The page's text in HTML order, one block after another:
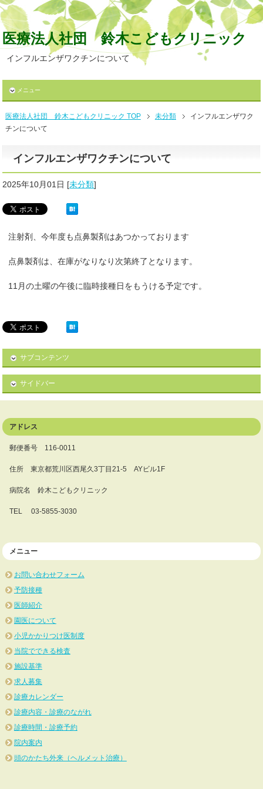
医療法人社団 鈴木こどもクリニック
インフルエンザワクチンについて
メニュー
医療法人社団 鈴木こどもクリニック TOP 未分類
インフルエンザワク
チンについて
インフルエンザワクチンについて
2025年10月01日 [未分類]
注射剤、今年度も点鼻製剤はあつかっております
点鼻製剤は、在庫がなりなり次第終了となります。
11月の土曜の午後に臨時接種日をもうける予定です。
サブコンテンツ
サイドバー
アドレス
郵便番号 116-0011
住所 東京都荒川区西尾久3丁目21-5 AYビル1F
病院名 鈴木こどもクリニック
TEL 03-5855-3030
メニュー
お問い合わせフォーム
予防接種
医師紹介
園医について
小児かかりつけ医制度
当院でできる検査
施設基準
求人募集
診療カレンダー
診療内容・診療のながれ
診療時間・診療予約
院内案内
頭のかたち外来（ヘルメット治療）